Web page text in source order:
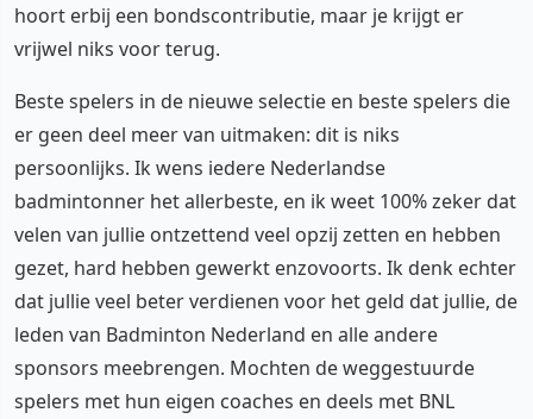
hoort erbij een bondscontributie, maar je krijgt er
vrijwel niks voor terug.
Beste spelers in de nieuwe selectie en beste spelers die
er geen deel meer van uitmaken: dit is niks
persoonlijks. Ik wens iedere Nederlandse
badmintonner het allerbeste, en ik weet 100% zeker dat
velen van jullie ontzettend veel opzij zetten en hebben
gezet, hard hebben gewerkt enzovoorts. Ik denk echter
dat jullie veel beter verdienen voor het geld dat jullie, de
leden van Badminton Nederland en alle andere
sponsors meebrengen. Mochten de weggestuurde
spelers met hun eigen coaches en deels met BNL